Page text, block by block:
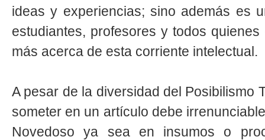
ideas y experiencias; sino además es
estudiantes, profesores y todos
más acerca de esta corriente intelectual.
A pesar de la diversidad del Posibilismo
someter en un artículo debe
Novedoso ya sea en insumos o